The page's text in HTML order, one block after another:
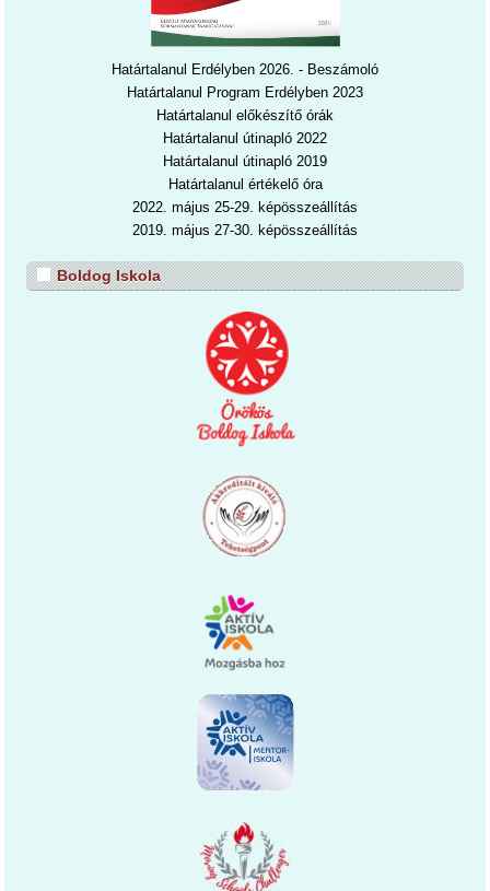
Határtalanul Erdélyben 2026. - Beszámoló
Határtalanul Program Erdélyben 2023
Határtalanul előkészítő órák
Határtalanul útinapló 2022
Határtalanul útinapl ó 2019
Határtalanul értékelő óra
2022. május 25-29. képösszeállítás
2019. május 27-30. képösszeállítás
Boldog Iskola